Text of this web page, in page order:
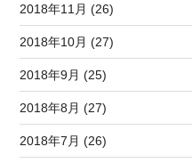
2018年11月 (26)
2018年10月 (27)
2018年9月 (25)
2018年8月 (27)
2018年7月 (26)